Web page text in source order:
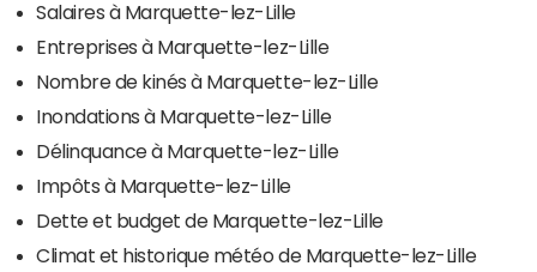
Salaires à Marquette-lez-Lille
Entreprises à Marquette-lez-Lille
Nombre de kinés à Marquette-lez-Lille
Inondations à Marquette-lez-Lille
Délinquance à Marquette-lez-Lille
Impôts à Marquette-lez-Lille
Dette et budget de Marquette-lez-Lille
Climat et historique météo de Marquette-lez-Lille